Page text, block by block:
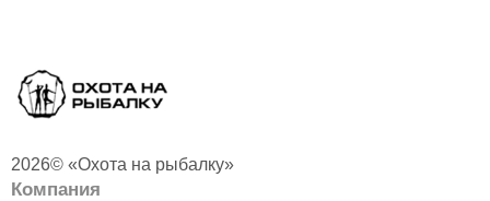
2026© «Охота на рыбалку»
Компания